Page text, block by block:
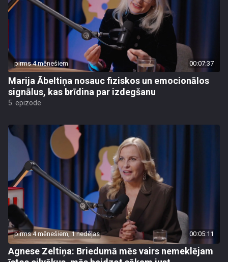
pirms 4 mēnešiem 00:07:37
Marija Ābeltiņa nosauc fiziskos un emocionālos
signālus, kas brīdina par izdegšanu
5. epizode
pirms 4 mēnešiem, 1 nedēļas 00:05:11
Agnese Zeltiņa: Briedumā mēs vairs nemeklējam